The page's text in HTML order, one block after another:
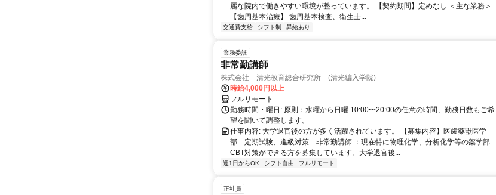
麗な院内で働きやすい環境が整っています。 【契約期間】定めなし ＜主な業務＞
【歯周基本治療】 歯周基本検査、衛生士...
交通費支給 シフト制 昇給あり
業務委託
非常勤講師
株式会社 清光教育総合研究所 (清光編入学院)
時給4,000円以上
フルリモート
勤務時間・曜日: 原則：水曜から日曜 10:00〜20:00の任意の時間、勤務日数もご希
望を聞いて調整します。
仕事内容: 大学退官後の方が多く活躍されています。 【募集内容】医歯薬獣医学
部 定期試験、進級対策 非常勤講師 ：現在特に物理化学、分析化学等の薬学部
CBT対策ができる方を募集しています。大学退官後...
週1日からOK シフト自由 フルリモート
正社員